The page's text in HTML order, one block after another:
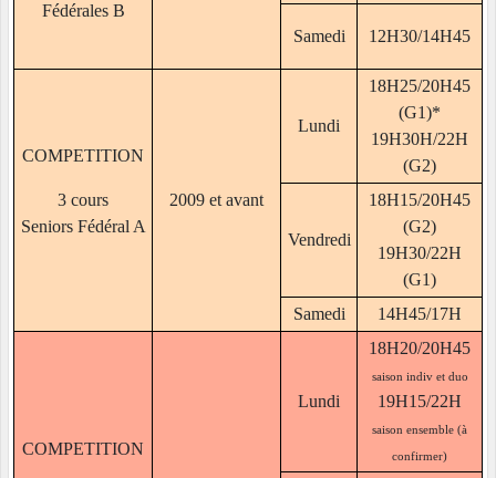
Fédérales B
Samedi 12H30/14H45
COMPETITION
3 cours
Seniors Fédéral A
2009 et avant
Lundi
18H25/20H45
(G1)*
19H30H/22H
(G2)
Vendredi
18H15/20H45
(G2)
19H30/22H
(G1)
Samedi
14H45/17H
COMPETITION
Lundi
18H20/20H45
saison indiv et duo
19H15/22H
saison ensemble (à
confirmer)